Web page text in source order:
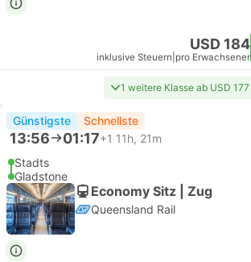
USD 184
inklusive Steuern pro Erwachsener
1 weitere Klasse ab USD 177
Günstigste Schnellste
13:56 01:17+1 11h, 21m
Stadts
Gladstone
Economy Sitz | Zug
Queensland Rail